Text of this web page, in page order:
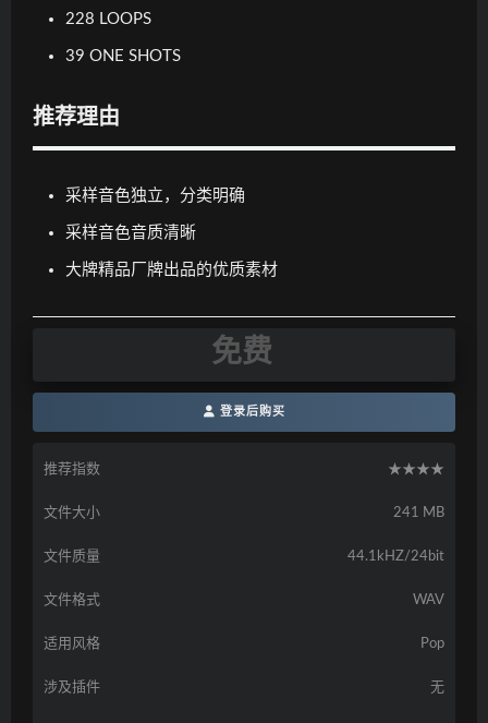
228 LOOPS
39 ONE SHOTS
推荐理由
采样音色独立，分类明确
采样音色音质清晰
大牌精品厂牌出品的优质素材
免费
登录后购买
推荐指数 ★★★★
文件大小 241 MB
文件质量 44.1kHZ/24bit
文件格式 WAV
适用风格 Pop
涉及插件 无